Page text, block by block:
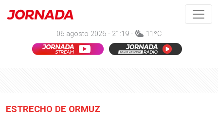
06 agosto 2026 - 21:19 - 11ºC
ESTRECHO DE ORMUZ